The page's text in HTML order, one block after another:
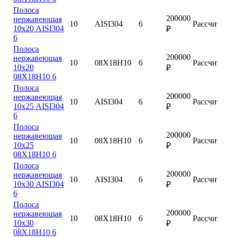
Полоса
нержавеющая
10х20 AISI304
6
10 AISI304 6
200000
₽
Полоса
нержавеющая
10х20
08Х18Н10 6
10 08Х18Н10 6
200000
₽
Полоса
нержавеющая
10х25 AISI304
6
10 AISI304 6
200000
₽
Полоса
нержавеющая
10х25
08Х18Н10 6
10 08Х18Н10 6
200000
₽
Полоса
нержавеющая
10х30 AISI304
6
10 AISI304 6
200000
₽
Полоса
нержавеющая
10х30
08Х18Н10 6
10 08Х18Н10 6
200000
₽